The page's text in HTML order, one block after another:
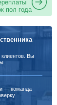
пол года
Вы
— команда